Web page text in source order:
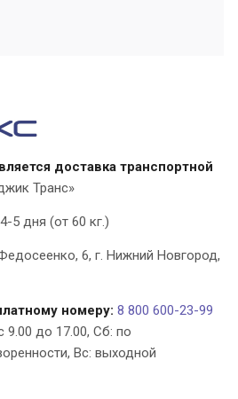
доставка транспортной
Транс»
5 дня (от 60 кг.)
6, г. Нижний Новгород,
номеру: 8 800 600-23-99
до 17.00, Cб: по
Вс: выходной